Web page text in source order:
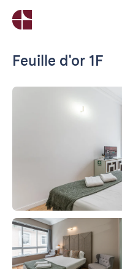
Feuille d'or 1F